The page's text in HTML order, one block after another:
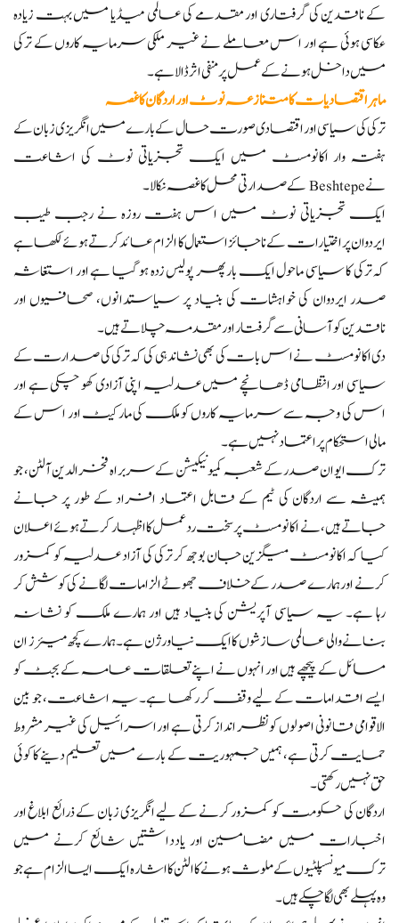
کے ناقدین کی گرفتاری اور مقدمے کی عالمی میڈیا میں بہت زیادہ
عکاسی ہوئی ہے اور اس معاملے نے غیر ملکی سرمایہ کاروں کے ترکی
میں داخل ہونے کے عمل پر منفی اثر ڈالا ہے۔
ماہر اقتصادیات کا متنازعہ نوٹ اور اردگان کا غصہ
ترکی کی سیاسی اور اقتصادی صورت حال کے بارے میں انگریزی زبان کے
ہفتہ وار اکانومسٹ میں ایک تجزیاتی نوٹ کی اشاعت
نے Beshtepe کے صدارتی محل کا غصہ نکالا۔
ایک تجزیاتی نوٹ میں اس ہفت روزہ نے رجب طیب
ایردوان پر اختیارات کے ناجائز استعمال کا الزام عائد کرتے ہوئے لکھا ہے
کہ ترکی کا سیاسی ماحول ایک بار پھر پولیس زدہ ہو گیا ہے اور استغاثہ
صدر ایردوان کی خواہشات کی بنیاد پر سیاستدانوں، صحافیوں اور
ناقدین کو آسانی سے گرفتار اور مقدمہ چلاتے ہیں۔
دی اکانومسٹ نے اس بات کی بھی نشاندہی کی کہ ترکی کی صدارت کے
سیاسی اور انتظامی ڈھانچے میں عدلیہ اپنی آزادی کھو چکی ہے اور
اس کی وجہ سے سرمایہ کاروں کو ملک کی مارکیٹ اور اس کے
مالی استحکام پر اعتماد نہیں ہے۔
ترک ایوان صدر کے شعبہ کمیونیکیشن کے سربراہ فخرالدین آلٹن، جو
ہمیشہ سے اردگان کی ٹیم کے قابل اعتماد افراد کے طور پر جانے
جاتے ہیں، نے اکانومسٹ پر سخت ردعمل کا اظہار کرتے ہوئے اعلان
کیا کہ اکانومسٹ میگزین جان بوجھ کر ترکی کی آزاد عدلیہ کو کمزور
کرنے اور ہمارے صدر کے خلاف جھوٹے الزامات لگانے کی کوشش کر
رہا ہے۔ یہ سیاسی آپریشن کی بنیاد ہیں اور ہمارے ملک کو نشانہ
بنانے والی عالمی سازشوں کا ایک نیا ورژن ہے۔ ہمارے کچھ میئرز ان
مسائل کے پیچھے ہیں اور انہوں نے اپنے تعلقات عامہ کے بجٹ کو
ایسے اقدامات کے لیے وقف کر رکھا ہے۔ یہ اشاعت، جو بین
الاقوامی قانونی اصولوں کو نظر انداز کرتی ہے اور اسرائیل کی غیر مشروط
حمایت کرتی ہے، ہمیں جمہوریت کے بارے میں تعلیم دینے کا کوئی
حق نہیں رکھتی۔
اردگان کی حکومت کو کمزور کرنے کے لیے انگریزی زبان کے ذرائع ابلاغ اور
اخبارات میں مضامین اور یادداشتیں شائع کرنے میں
ترک میونسپلٹیوں کے ملوث ہونے کا الٹن کا اشارہ ایک ایسا الزام ہے جو
وہ پہلے بھی لگا چکے ہیں۔